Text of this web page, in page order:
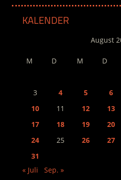
KALENDER
August
M D M D
3
4 5 6
10
11 12 13
17
18 19 20
24
25 26 27
31
« Juli
Sep. »